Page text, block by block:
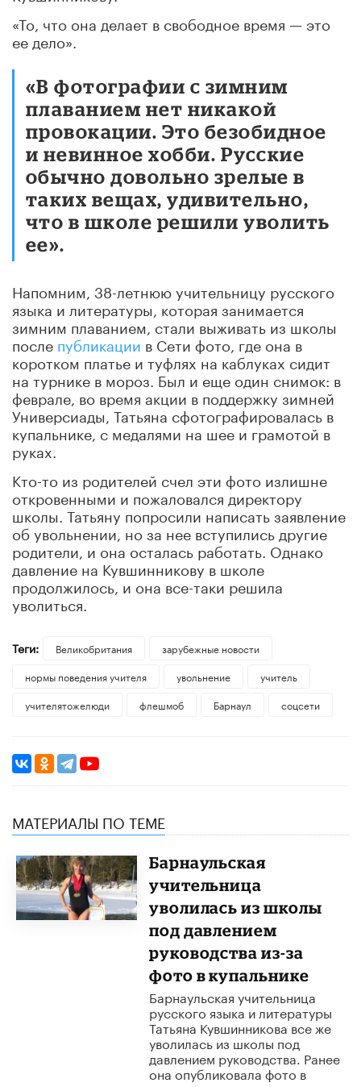
«То, что она делает в свободное время — это
ее дело».
«В фотографии с зимним
плаванием нет никакой
провокации. Это безобидное
и невинное хобби. Русские
обычно довольно зрелые в
таких вещах, удивительно,
что в школе решили уволить
ее».
Напомним, 38-летнюю учительницу русского
языка и литературы, которая занимается
зимним плаванием, стали выживать из школы
после публикации в Сети фото, где она в
коротком платье и туфлях на каблуках сидит
на турнике в мороз. Был и еще один снимок: в
феврале, во время акции в поддержку зимней
Универсиады, Татьяна сфотографировалась в
купальнике, с медалями на шее и грамотой в
руках.
Кто-то из родителей счел эти фото излишне
откровенными и пожаловался директору
школы. Татьяну попросили написать заявление
об увольнении, но за нее вступились другие
родители, и она осталась работать. Однако
давление на Кувшинникову в школе
продолжилось, и она все-таки решила
уволиться.
Теги: Великобритания
зарубежные новости
нормы поведения учителя
увольнение
учитель
учителятожелюди
флешмоб Барнаул соцсети
МАТЕРИАЛЫ ПО ТЕМЕ
Барнаульская
учительница
уволилась из школы
под давлением
руководства из-за
фото в купальнике
Барнаульская учительница
русского языка и литературы
Татьяна Кувшинникова все же
уволилась из школы под
давлением руководства. Ранее
она опубликовала фото в